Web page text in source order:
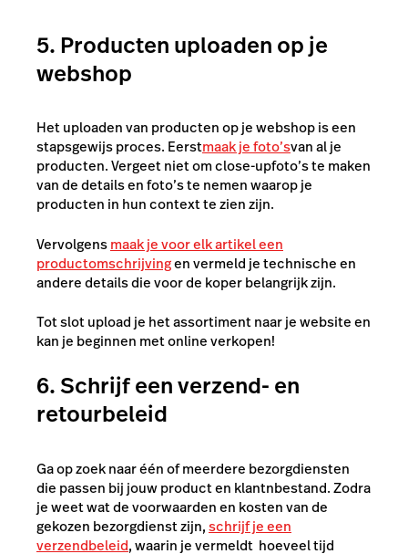
5. Producten uploaden op je
webshop
Het uploaden van producten op je webshop is een
stapsgewijs proces. Eerstmaak je foto’svan al je
producten. Vergeet niet om close-upfoto’s te maken
van de details en foto’s te nemen waarop je
producten in hun context te zien zijn.
Vervolgensmaak je voor elk artikel een
productomschrijvingen vermeld je technische en
andere details die voor de koper belangrijk zijn.
Tot slot upload je het assortiment naar je website en
kan je beginnen met online verkopen!
6. Schrijf een verzend- en
retourbeleid
Ga op zoek naar één of meerdere bezorgdiensten
die passen bij jouw product en klantnbestand. Zodra
je weet wat de voorwaarden en kosten van de
gekozen bezorgdienst zijn,schrijf je een
verzendbeleid, waarin je vermeldt hoeveel tijd